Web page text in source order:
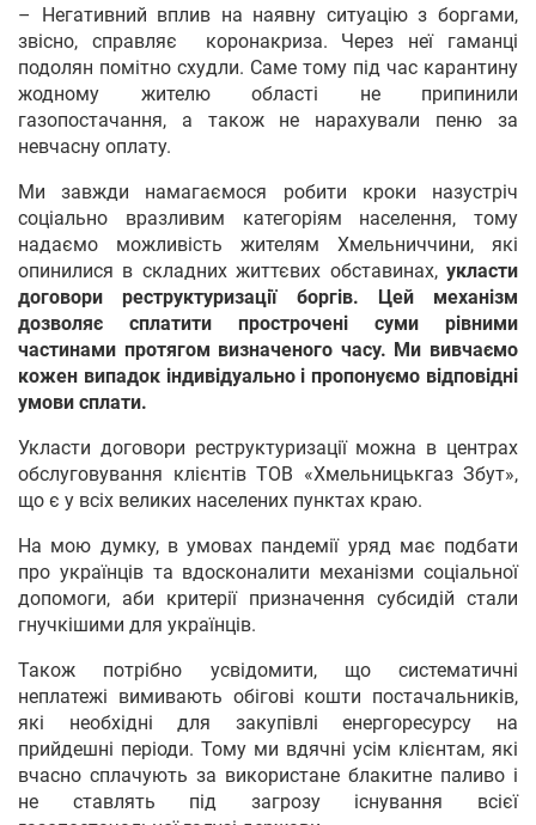
– Негативний вплив на наявну ситуацію з боргами,
звісно, справляє коронакриза. Через неї гаманці
подолян помітно схудли. Саме тому під час карантину
жодному жителю області не припинили
газопостачання, а також не нарахували пеню за
невчасну оплату.
Ми завжди намагаємося робити кроки назустріч
соціально вразливим категоріям населення, тому
надаємо можливість жителям Хмельниччини, які
опинилися в складних життєвих обставинах, укласти
договори реструктуризації боргів. Цей механізм
дозволяє сплатити прострочені суми рівними
частинами протягом визначеного часу. Ми вивчаємо
кожен випадок індивідуально і пропонуємо відповідні
умови сплати.
Укласти договори реструктуризації можна в центрах
обслуговування клієнтів ТОВ «Хмельницькгаз Збут»,
що є у всіх великих населених пунктах краю.
На мою думку, в умовах пандемії уряд має подбати
про українців та вдосконалити механізми соціальної
допомоги, аби критерії призначення субсидій стали
гнучкішими для українців.
Також потрібно усвідомити, що систематичні
неплатежі вимивають обігові кошти постачальників,
які необхідні для закупівлі енергоресурсу на
прийдешні періоди. Тому ми вдячні усім клієнтам, які
вчасно сплачують за використане блакитне паливо і
не ставлять під загрозу існування всієї